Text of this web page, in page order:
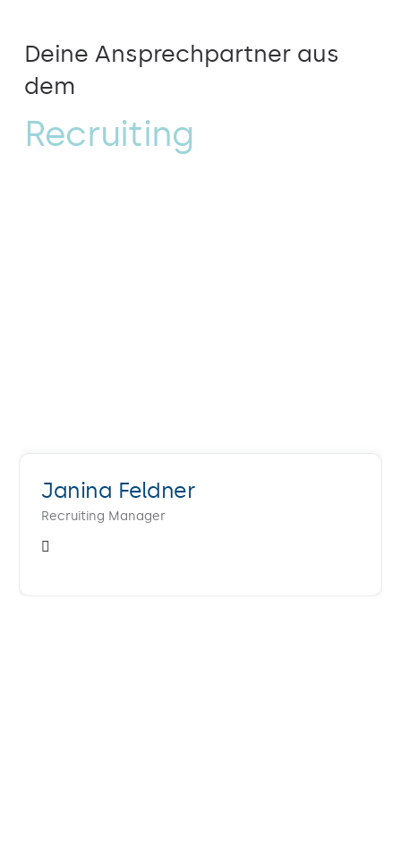
Deine Ansprechpartner aus
dem
Recruiting
Janina Feldner
Recruiting Manager